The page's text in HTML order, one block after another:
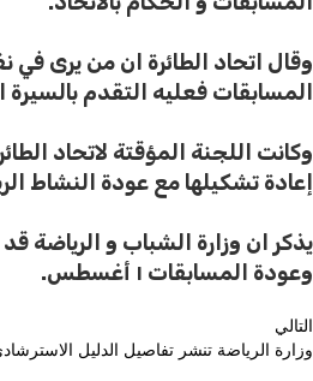
وقال اتحاد الطائرة ان من يرى
المسابقات فعليه التقدم بالسيرة
وكانت اللجنة المؤقتة لاتحاد
إعادة تشكيلها مع عودة النشاط
وعودة المسابقات ١ أغسطس.
تصفّح
التالي
وزارة الرياضة تنشر تفاصيل الدليل